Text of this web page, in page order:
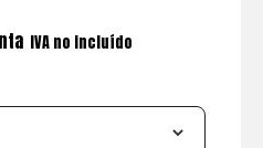
IVA no incluído